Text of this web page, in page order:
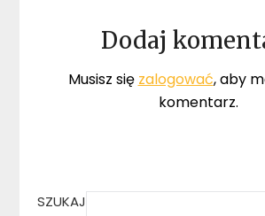
Dodaj
Musisz się zalogować, aby
komentarz.
SZUKAJ